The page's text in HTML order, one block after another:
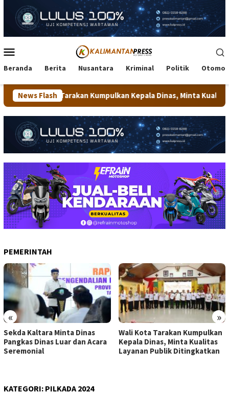
konten
Mobile
Beranda Berita Nusantara Kriminal Politik
News Flash
Kumpulkan Kepala Dinas, Minta Kualitas Layanan Publik
PEMERINTAH
« »
Sekda Kaltara Minta Dinas
Pangkas Dinas Luar dan Acara
Seremonial
Wali Kota Tarakan Kumpulkan
Kepala Dinas, Minta Kualitas
Layanan Publik Ditingkatkan
KATEGORI: PILKADA 2024